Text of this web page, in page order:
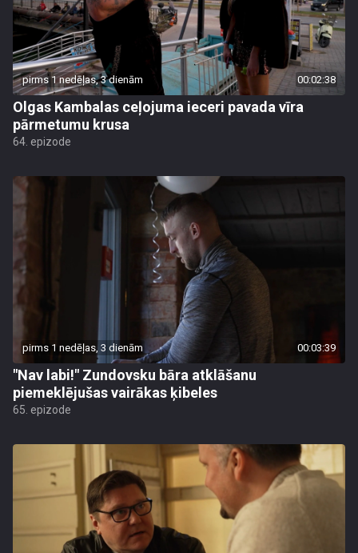
pirms 1 nedēļas, 3 dienām 00:02:38
Olgas Kambalas ceļojuma ieceri pavada vīra
pārmetumu krusa
64. epizode
pirms 1 nedēļas, 3 dienām 00:03:39
"Nav labi!" Zundovsku bāra atklāšanu
piemeklējušas vairākas ķibeles
65. epizode